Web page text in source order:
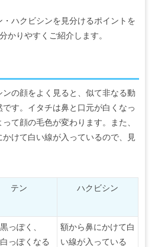
ハクビシンを見分けるポイントを
かりやすくご紹介します。
の顔をよく見ると、似て非なる動
す。イタチは鼻と口元が白くなっ
て顔の毛色が変わります。また、
けて白い線が入っているので、見
テン ハクビシン
っぽく、
っぽくなる
額から鼻にかけて白
い線が入っている